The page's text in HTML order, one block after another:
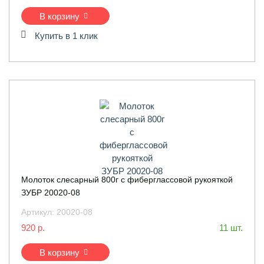
В корзину
Купить в 1 клик
Молоток слесарный 800г с фиберглассовой рукояткой
ЗУБР 20020-08
Артикул: 20020-08
920 р. 11 шт.
В корзину